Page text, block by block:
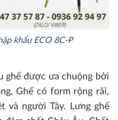
khẩu ECO 8C-P
ghế được ưa chuộng bởi
Ghế có form rộng rãi,
và người Tây. Lưng ghế